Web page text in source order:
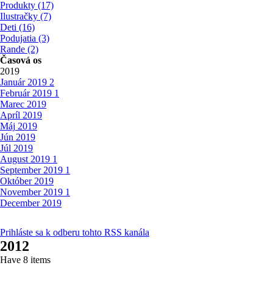
Produkty (17)
Ilustračky (7)
Deti (16)
Podujatia (3)
Rande (2)
Časová os
2019
Január2019 2
Február2019 1
Marec 2019
Apríl 2019
Máj 2019
Jún 2019
Júl 2019
August 2019 1
September2019 1
Október2019
November2019 1
December2019
Prihláste sa k odberu tohto RSS kanála
2012
Have 8 items